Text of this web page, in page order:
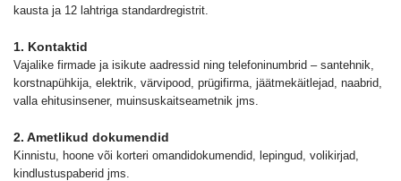
kausta ja 12 lahtriga standardregistrit.
1. Kontaktid
Vajalike firmade ja isikute aadressid ning telefoninumbrid – santehnik,
korstnapühkija, elektrik, värvipood, prügifirma, jäätmekäitlejad, naabrid,
valla ehitusinsener, muinsuskaitseametnik jms.
2. Ametlikud dokumendid
Kinnistu, hoone või korteri omandidokumendid, lepingud, volikirjad,
kindlustuspaberid jms.